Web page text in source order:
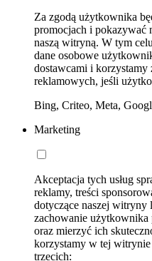
Za zgodą użytkownika
promocjach i pokazywać
naszą witryną. W tym
dane osobowe
dostawcami i korzystamy
reklamowych, jeśli
Bing, Criteo, Meta,
Marketing
Akceptacja tych usług
reklamy, treści
dotyczące naszej
zachowanie użytkownika
oraz mierzyć ich
korzystamy w tej witrynie
trzecich: